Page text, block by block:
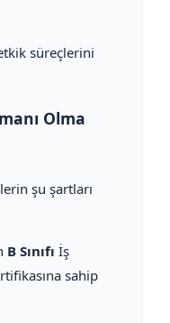
süreçlerini
Olma
şu şartları
B Sınıfı İş
sahip